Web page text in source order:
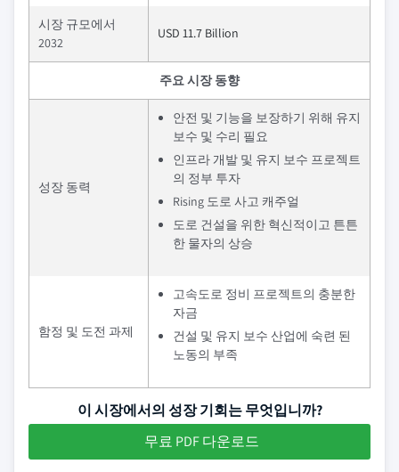
시장 규모에서
2032
USD 11.7 Billion
주요 시장 동향
성장 동력
안전 및 기능을 보장하기 위해 유지
보수 및 수리 필요
인프라 개발 및 유지 보수 프로젝트
의 정부 투자
Rising 도로 사고 캐주얼
도로 건설을 위한 혁신적이고 튼튼
한 물자의 상승
함정 및 도전 과제
고속도로 정비 프로젝트의 충분한
자금
건설 및 유지 보수 산업에 숙련 된
노동의 부족
이 시장에서의 성장 기회는 무엇입니까?
무료 PDF 다운로드